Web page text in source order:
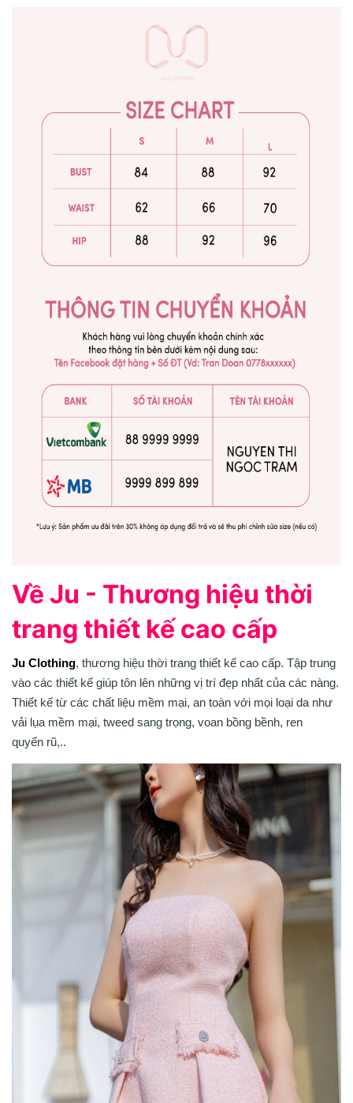
Về Ju - Thương hiệu thời
trang thiết kế cao cấp
Ju Clothing, thương hiệu thời trang thiết kế cao cấp. Tập trung
vào các thiết kế giúp tôn lên những vị trí đẹp nhất của các nàng.
Thiết kế từ các chất liệu mềm mại, an toàn với mọi loại da như
vải lụa mềm mại, tweed sang trọng, voan bồng bềnh, ren
quyến rũ,..